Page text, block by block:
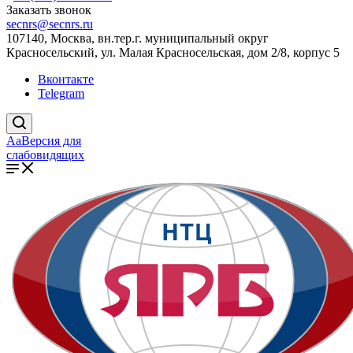
Заказать звонок
secnrs@secnrs.ru
107140, Москва, вн.тер.г. муниципальный округ
Красносельский, ул. Малая Красносельская, дом 2/8, корпус 5
Вконтакте
Telegram
AaВерсия для
слабовидящих